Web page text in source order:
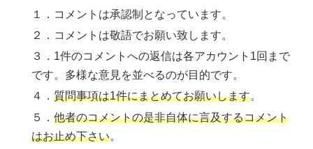
１．コメントは承認制となっています。
２．コメントは敬語でお願い致します。
３．1件のコメントへの返信は各アカウント1回まで
です。多様な意見を並べるのが目的です。
４．質問事項は1件にまとめてお願いします。
５．他者のコメントの是非自体に言及するコメント
はお止め下さい。